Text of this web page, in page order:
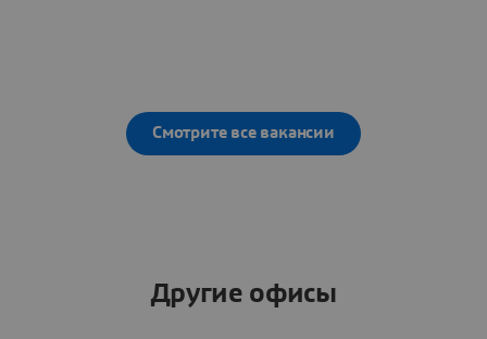
Смотрите все вакансии
Другие офисы